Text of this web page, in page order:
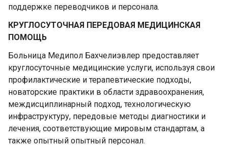
поддержке переводчиков и персонала.
КРУГЛОСУТОЧНАЯ ПЕРЕДОВАЯ МЕДИЦИНСКАЯ
ПОМОЩЬ
Больница Медипол Бахчелиэвлер предоставляет
круглосуточные медицинские услуги, используя свои
профилактические и терапевтические подходы,
новаторские практики в области здравоохранения,
междисциплинарный подход, технологическую
инфраструктуру, передовые методы диагностики и
лечения, соответствующие мировым стандартам, а
также опытный опытный персонал.